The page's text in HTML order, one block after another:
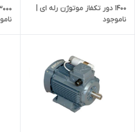
۱۴۰۰ دور تکفاز موتوژن رله ای |
دینام سه اسب تک خازن تبریز
ایرانی
ناموجود